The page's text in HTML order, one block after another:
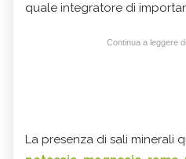
quale integratore di
Continua a leggere
La presenza di sali minerali